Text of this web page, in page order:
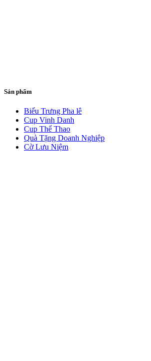
Sản phẩm
Biểu Trưng Pha lê
Cup Vinh Danh
Cup Thể Thao
Quà Tặng Doanh Nghiệp
Cờ Lưu Niệm